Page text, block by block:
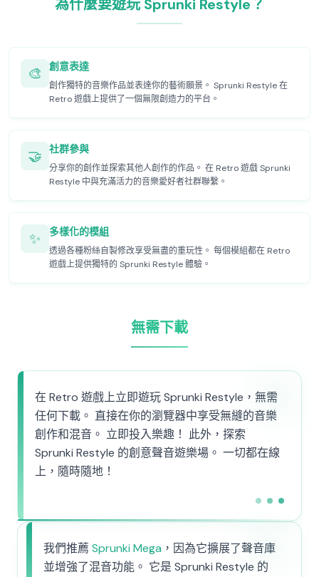
為什麼要遊玩 Sprunki Restyle？
🎨 創意表達
創作獨特的音樂作品並表達你的藝術願景。 Sprunki Restyle 在
Retro 遊戲上提供了一個無限創造力的平台。
🤝 社群參與
分享你的創作並探索其他人創作的作品。 在 Retro 遊戲 Sprunki
Restyle 中與充滿活力的音樂愛好者社群聯繫。
✨ 多樣化的模組
透過各種粉絲自製修改享受無盡的重玩性。 每個模組都在 Retro
遊戲上提供獨特的 Sprunki Restyle 體驗。
無需下載
在 Retro 遊戲上立即遊玩 Sprunki Restyle，無需
任何下載。 直接在你的瀏覽器中享受無縫的音樂
創作和混音。 立即投入樂趣！ 此外，探索
Sprunki Restyle 的創意聲音遊樂場。 一切都在線
上，隨時隨地！
我們推薦 Sprunki Mega ，因為它擴展了聲音庫
並增強了混音功能。 它是 Sprunki Restyle 的